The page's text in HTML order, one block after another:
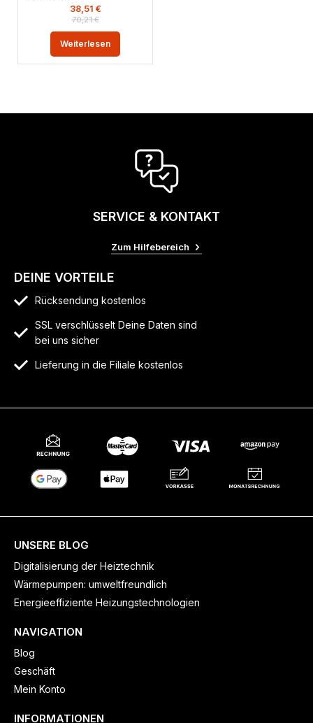
70,21€
38,51 €
Weiterlesen
SERVICE & KONTAKT
Zum Hilfebereich
DEINE VORTEILE
Rücksendung kostenlos
SSL verschlüsselt Deine Daten sind
bei uns sicher
Lieferung in die Filiale kostenlos
UNSERE BLOG
Digitalisierung der Heiztechnik
Wärmepumpen: umweltfreundlich
Energieeffiziente Heizungstechnologien
NAVIGATION
Blog
Geschäft
Mein Konto
INFORMATIONEN